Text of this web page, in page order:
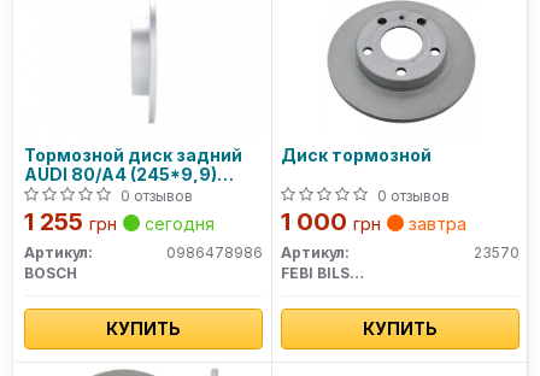
Тормозной диск задний
AUDI 80/A4 (245*9,9)
0986478986 BOSCH
0 отзывов
1 255 грн сегодня
Артикул:
0986478986
BOSCH
КУПИТЬ
Диск тормозной
0 отзывов
1 000 грн завтра
Артикул:
23570
FEBI BILSTEIN
КУПИТЬ